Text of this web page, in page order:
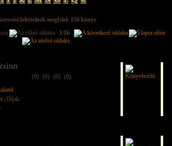
feltételnek megfelel: 158 könyv
1/16
(0) (0) (0) (0)
| Díjak: